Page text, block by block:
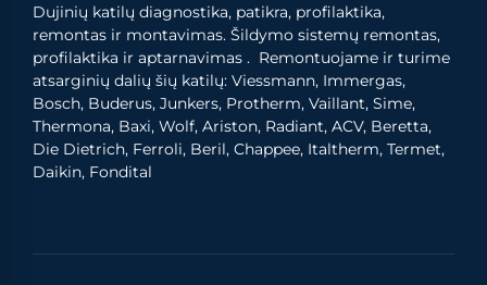
Dujinių katilų diagnostika, patikra, profilaktika,
remontas ir montavimas. Šildymo sistemų remontas,
profilaktika ir aptarnavimas . Remontuojame ir turime
atsarginių dalių šių katilų: Viessmann, Immergas,
Bosch, Buderus, Junkers, Protherm, Vaillant, Sime,
Thermona, Baxi, Wolf, Ariston, Radiant, ACV, Beretta,
Die Dietrich, Ferroli, Beril, Chappee, Italtherm, Termet,
Daikin, Fondital